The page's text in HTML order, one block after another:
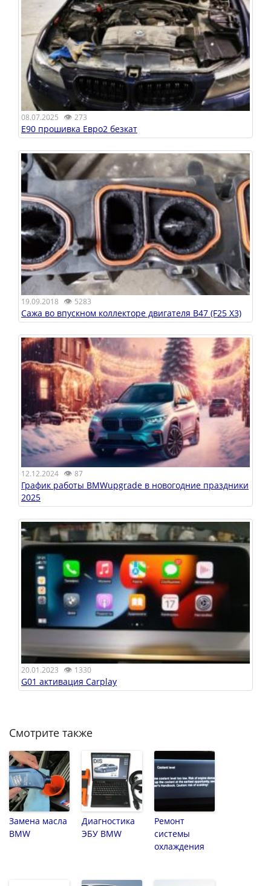
08.07.2025 👁 273
E90 прошивка Евро2 безкат
19.09.2018 👁 5283
Сажа во впускном коллекторе двигателя В47 (F25 X3)
12.12.2024 👁 87
График работы BMWupgrade в новогодние праздники
2025
20.01.2023 👁 1330
G01 активация Carplay
Смотрите также
Замена масла
BMW
Диагностика
ЭБУ BMW
Ремонт
системы
охлаждения